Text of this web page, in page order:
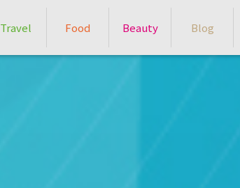
Travel Food Beauty Blog